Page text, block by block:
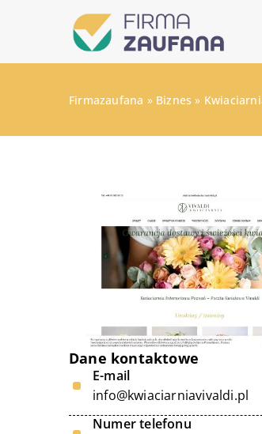
Firmazaufana » Biznes »
Dane kontaktowe
E-mail
info@kwiaciarniavivaldi.pl
Numer telefonu